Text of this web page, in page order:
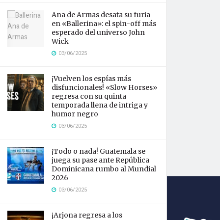
Ana de Armas desata su furia
en «Ballerina»: el spin-off más
esperado del universo John
Wick
03/06/2025
¡Vuelven los espías más
disfuncionales! «Slow Horses»
regresa con su quinta
temporada llena de intriga y
humor negro
03/06/2025
¡Todo o nada! Guatemala se
juega su pase ante República
Dominicana rumbo al Mundial
2026
03/06/2025
¡Arjona regresa a los